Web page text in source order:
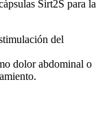
Sirt2S para la
del
dolor abdominal o